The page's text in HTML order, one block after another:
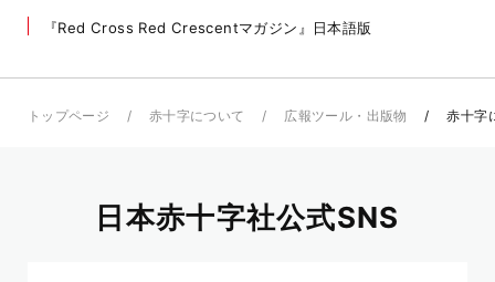
『Red Cross Red Crescentマガジン』日本語版
トップページ 赤十字について 広報ツール・出版物 赤十字
日本赤十字社公式SNS